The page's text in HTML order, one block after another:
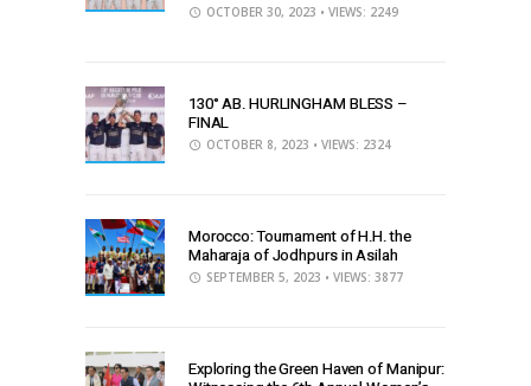
OCTOBER 30, 2023 • VIEWS: 2249
130° AB. HURLINGHAM BLESS –
FINAL
OCTOBER 8, 2023 • VIEWS: 2324
Morocco: Tournament of H.H. the
Maharaja of Jodhpurs in Asilah
SEPTEMBER 5, 2023 • VIEWS: 3877
Exploring the Green Haven of Manipur: